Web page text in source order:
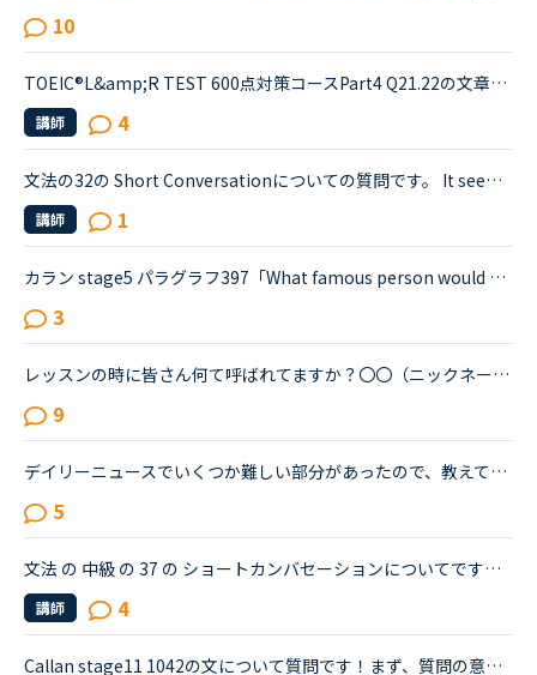
10
TOEIC®️L&amp;R TEST 600点対策コースPart4 Q21.22の文章でわからないことがあります。文章は以下の通りです。When you move, you should try to tell banks and credit card companies your new address at leas...
講師 4
文法の32の Short Conversationについての質問です。 It seems like Daniel and Olivia are distracted by the street noises this evening.Olivia What's the matter? You are thinking about something, aren't...
講師 1
カラン stage5 パラグラフ397「What famous person would you most like to look like?」というQuestionについて教えてください。1)どういう意味でしょうか？「あなたが最も似ている有名人は？」という意味かと思...
3
レッスンの時に皆さん何て呼ばれてますか？〇〇（ニックネームのみ）〇〇さんMiss 〇〇Mrs.〇〇Ms.〇〇Mr〇〇私は前は〇〇さんだったのが最近Miss〇〇と呼ばれます講師の方はいつもバラバラです
9
デイリーニュースでいくつか難しい部分があったので、教えて下さい。Will Tiffany’s New Advertising to Younger People Backfire? <a href="https://nativecamp.net/textbook/page-detail/2/12170" target="_blank">https://nativecamp.net/textbook/page-detail/2/12170</a> 質問12段落目のIn the ad,...
5
文法 の 中級 の 37 の ショートカンバセーションについてですが、 （すみません 文字数の関係で全部コピーできませんでした。💦）Emily Anyway, how was the family dinner last night?Layla It was a disaste...
講師 4
Callan stage11 1042の文について質問です！まず、質問の意味が分かりません。How can someone with fair skin develop a tan on holiday without getting sunburnt?（色白の人は、おやすみの日、日焼けしないの...